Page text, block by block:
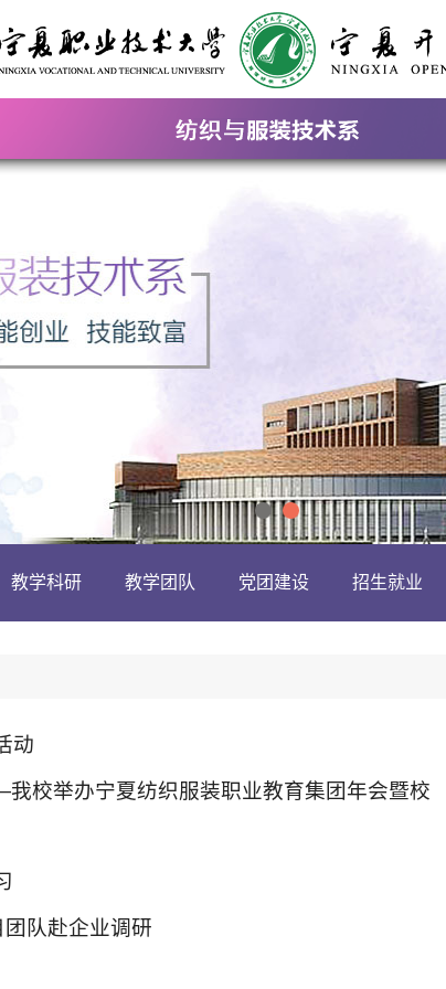
教学科研 教学团队 党团建设 招生就业
动
校举办宁夏纺织服装职业教育集团年会暨校
团队赴企业调研